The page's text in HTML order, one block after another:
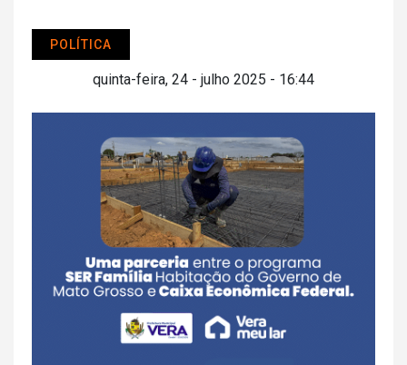
POLÍTICA
quinta-feira, 24 - julho 2025 - 16:44